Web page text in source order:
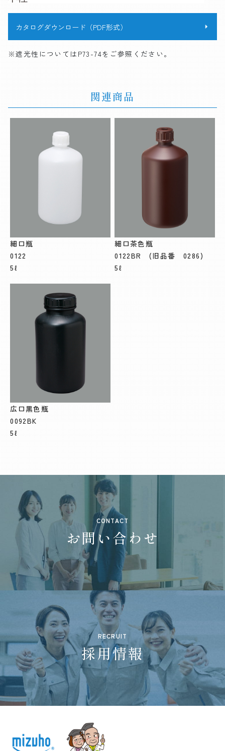
カタログダウンロード（PDF形式）
※遮光性についてはP73-74をご参照ください。
関連商品
細口瓶
0122
5ℓ
細口茶色瓶
0122BR (旧品番 0286)
5ℓ
広口黒色瓶
0092BK
5ℓ
CONTACT
お問い合わせ
RECRUIT
採用情報